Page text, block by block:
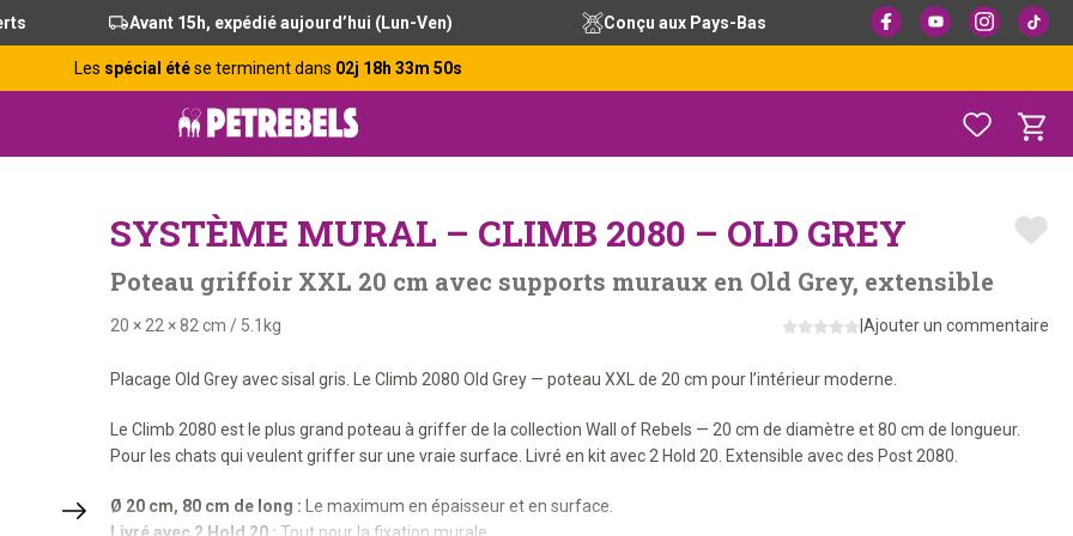
Avant 15h, expédié aujourd’hui (Lun-Ven) Conçu aux Pays-Bas
Les spécial étése terminent dans 02j 18h 33m 49s
SYSTÈME MURAL – CLIMB 2080 – OLD GREY
Poteau griffoir XXL 20 cm avec supports muraux en Old Grey, extensible
20 × 22 × 82 cm / 5.1kg Ajouter un commentaire
Placage Old Grey avec sisal gris. Le Climb 2080 Old Grey — poteau XXL de 20 cm pour l’intérieur moderne.
Le Climb 2080 est le plus grand poteau à griffer de la collection Wall of Rebels — 20 cm de diamètre et 80 cm de longueur.
Pour les chats qui veulent griffer sur une vraie surface. Livré en kit avec 2 Hold 20. Extensible avec des Post 2080.
Ø 20 cm, 80 cm de long : Le maximum en épaisseur et en surface.